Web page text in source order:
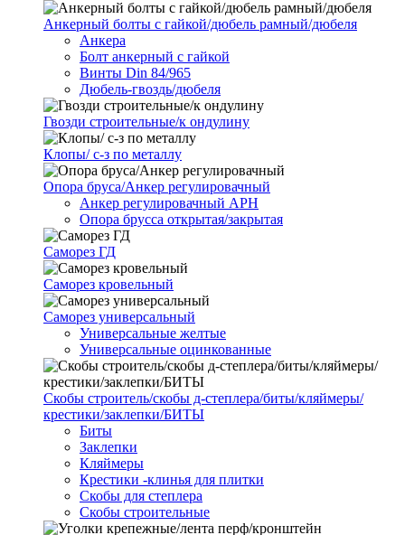
Анкерный болты с гайкой/дюбель рамный/дюбеля
Анкера
Болт анкерный с гайкой
Винты Din 84/965
Дюбель-гвоздь/дюбеля
Гвозди строительные/к ондулину
Клопы/ с-з по металлу
Опора бруса/Анкер регулировачный
Анкер регулировачный АРН
Опора брусса открытая/закрытая
Саморез ГД
Саморез кровельный
Саморез универсальный
Универсальные желтые
Универсальные оцинкованные
Скобы строитель/скобы д-степлера/биты/кляймеры/
крестики/заклепки/БИТЫ
Биты
Заклепки
Кляймеры
Крестики -клинья для плитки
Скобы для степлера
Скобы строительные